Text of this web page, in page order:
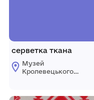
серветка ткана
Музей
Кролевецького
міської ради